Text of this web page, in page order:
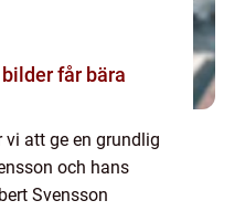
vi att ge en grundlig
och hans
Svensson